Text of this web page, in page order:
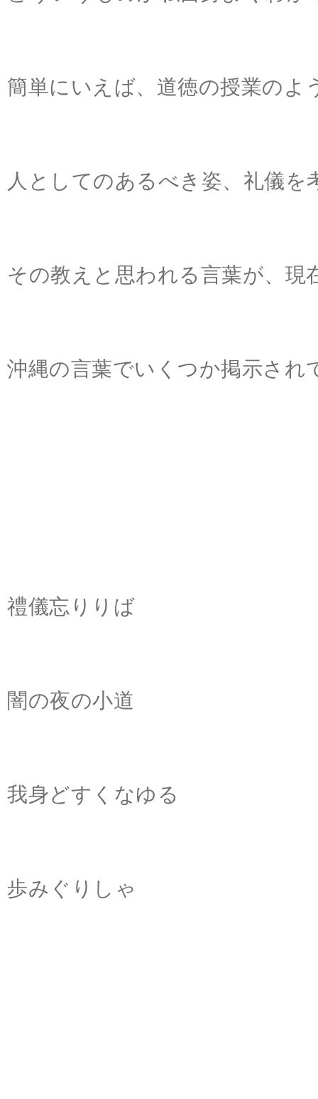
簡単にいえば、道徳の授業のよ
人としてのあるべき姿、礼儀を
その教えと思われる言葉が、現
沖縄の言葉でいくつか掲示され
禮儀忘りりば
闇の夜の小道
我身どすくなゆる
歩みぐりしゃ